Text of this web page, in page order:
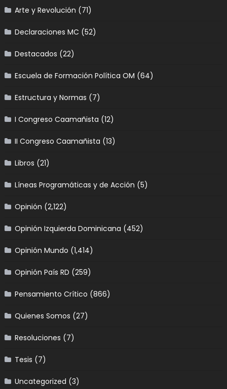
Arte y Revolución (71)
Declaraciones MC (52)
Destacados (22)
Escuela de Formación Política OM (64)
Estructura y Normas (7)
I Congreso Caamañista (12)
II Congreso Caamañista (13)
Libros (21)
Líneas Programáticas y de Acción (5)
Opinión (2,122)
Opinión Izquierda Dominicana (452)
Opinión Mundo (1,414)
Opinión País RD (259)
Pensamiento Crítico (866)
Quienes Somos (27)
Resoluciones (7)
Tesis (7)
Uncategorized (3)